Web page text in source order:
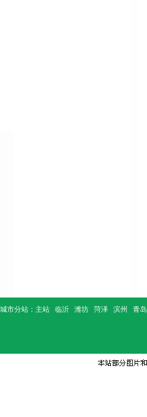
城市分站： 主站 临沂 潍坊 菏泽 滨州 青岛